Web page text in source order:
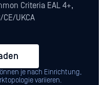
Criteria EAL 4+,
CE/UKCA
je nach Einrichtung,
variieren.